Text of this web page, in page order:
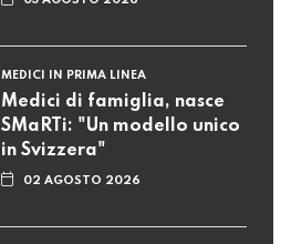
MEDICI IN PRIMA LINEA
Medici di famiglia, nasce
SMaRTi: "Un modello unico
in Svizzera"
02 AGOSTO 2026